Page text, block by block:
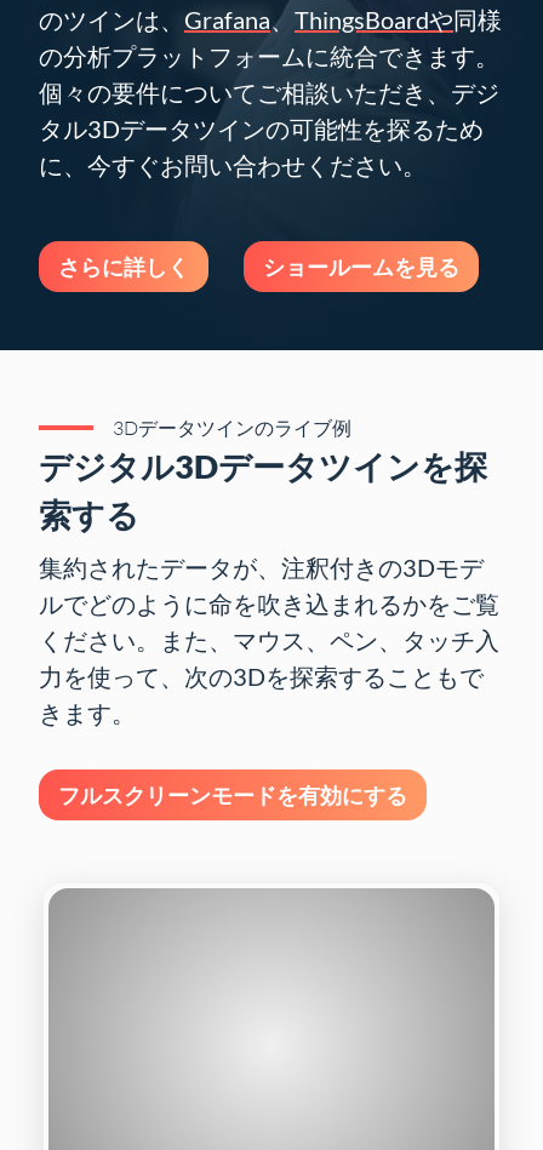
のツインは、 Grafana、 ThingsBoardや同様
の分析プラットフォームに統合できます。
個々の要件についてご相談いただき、デジ
タル3Dデータツインの可能性を探るため
に、今すぐお問い合わせください。
さらに詳しく ショールームを見る
3Dデータツインのライブ例
デジタル3Dデータツインを探
索する
集約されたデータが、注釈付きの3Dモデ
ルでどのように命を吹き込まれるかをご覧
ください。また、マウス、ペン、タッチ入
力を使って、次の3Dを探索することもで
きます。
フルスクリーンモードを有効にする